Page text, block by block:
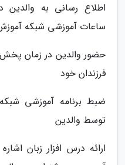
اطلاع رسانی به والدین
ساعات آموزشی شبکه
حضور والدین در زمان پخش
فرزندان خود
ضبط برنامه آموزشی
توسط والدین
ارائه درس افزار زبان